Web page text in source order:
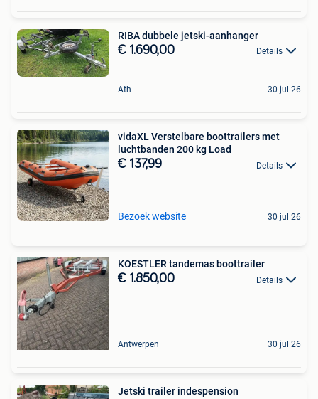
RIBA dubbele jetski-aanhanger
€ 1.690,00 Details
Ath 30 jul 26
vidaXL Verstelbare boottrailers met
luchtbanden 200 kg Load
€ 137,99 Details
Bezoek website 30 jul 26
KOESTLER tandemas boottrailer
€ 1.850,00 Details
Antwerpen 30 jul 26
Jetski trailer indespension